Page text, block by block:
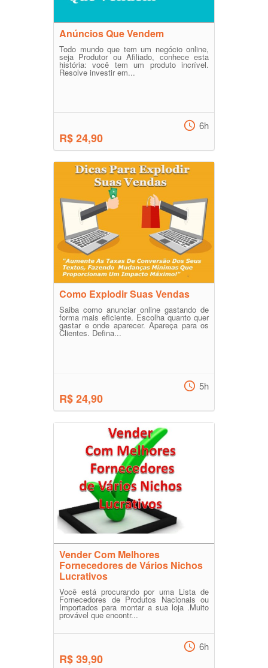
Anúncios Que Vendem
Todo mundo que tem um negócio online,
seja Produtor ou Afiliado, conhece esta
história: você tem um produto incrível.
Resolve investir em...
R$ 24,90
6h
Como Explodir Suas Vendas
Saiba como anunciar online gastando de
forma mais eficiente. Escolha quanto quer
gastar e onde aparecer. Apareça para os
Clientes. Defina...
R$ 24,90
5h
Vender Com Melhores
Fornecedores de Vários Nichos
Lucrativos
Você está procurando por uma Lista de
Fornecedores de Produtos Nacionais ou
Importados para montar a sua loja .Muito
provável que encontr...
R$ 39,90
6h